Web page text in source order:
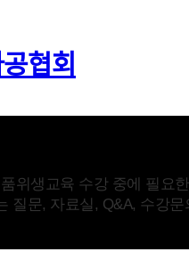
위생교육 수강 중에 필요한
질문, 자료실, Q&A, 수강